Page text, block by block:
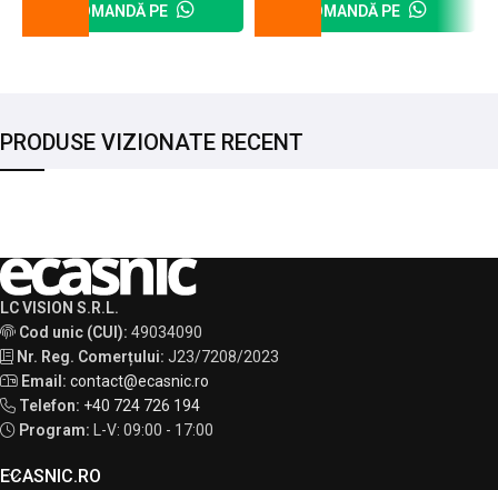
COMANDĂ PE COMANDĂ PE
PRODUSE VIZIONATE RECENT
LC VISION S.R.L.
Cod unic (CUI): 49034090
Nr. Reg. Comerțului: J23/7208/2023
Email: contact@ecasnic.ro
Telefon: +40 724 726 194
Program:
L-V: 09:00 - 17:00
ECASNIC.RO